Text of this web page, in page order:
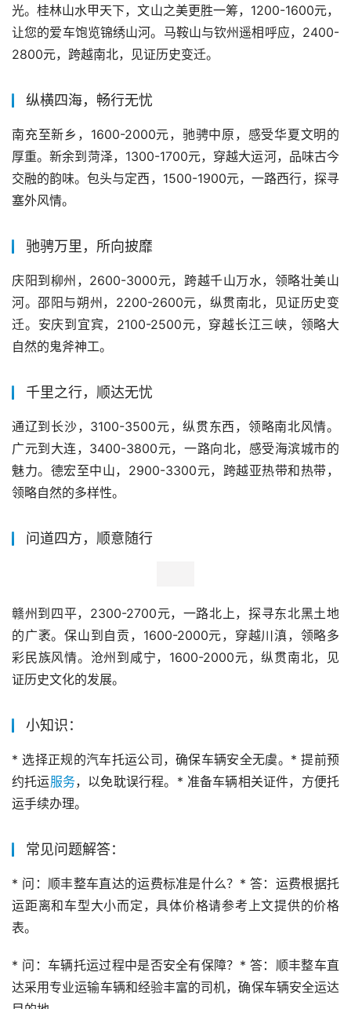
光。桂林山水甲天下，文山之美更胜一筹，1200-1600元，
让您的爱车饱览锦绣山河。马鞍山与钦州遥相呼应，2400-
2800元，跨越南北，见证历史变迁。
纵横四海，畅行无忧
南充至新乡，1600-2000元，驰骋中原，感受华夏文明的
厚重。新余到菏泽，1300-1700元，穿越大运河，品味古今
交融的韵味。包头与定西，1500-1900元，一路西行，探寻
塞外风情。
驰骋万里，所向披靡
庆阳到柳州，2600-3000元，跨越千山万水，领略壮美山
河。邵阳与朔州，2200-2600元，纵贯南北，见证历史变
迁。安庆到宜宾，2100-2500元，穿越长江三峡，领略大
自然的鬼斧神工。
千里之行，顺达无忧
通辽到长沙，3100-3500元，纵贯东西，领略南北风情。
广元到大连，3400-3800元，一路向北，感受海滨城市的
魅力。德宏至中山，2900-3300元，跨越亚热带和热带，
领略自然的多样性。
问道四方，顺意随行
赣州到四平，2300-2700元，一路北上，探寻东北黑土地
的广袤。保山到自贡，1600-2000元，穿越川滇，领略多
彩民族风情。沧州到咸宁，1600-2000元，纵贯南北，见
证历史文化的发展。
小知识：
* 选择正规的汽车托运公司，确保车辆安全无虞。* 提前预
约托运服务，以免耽误行程。* 准备车辆相关证件，方便托
运手续办理。
常见问题解答：
* 问：顺丰整车直达的运费标准是什么？* 答：运费根据托
运距离和车型大小而定，具体价格请参考上文提供的价格
表。
* 问：车辆托运过程中是否安全有保障？* 答：顺丰整车直
达采用专业运输车辆和经验丰富的司机，确保车辆安全运达